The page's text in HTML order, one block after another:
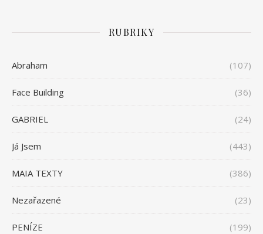
RUBRIKY
Abraham (107)
Face Building (36)
GABRIEL (24)
Já Jsem (443)
MAIA TEXTY (386)
Nezařazené (23)
PENÍZE (199)